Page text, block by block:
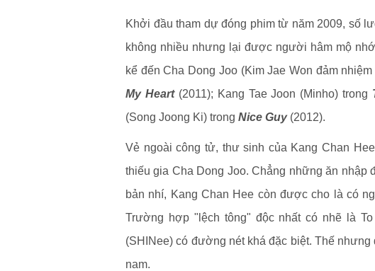
Khởi đầu tham dự đóng phim từ năm 2009, số
không nhiều nhưng lại được người hâm mộ
kể đến Cha Dong Joo (Kim Jae Won đảm
My Heart (2011); Kang Tae Joon (Minho) trong
(Song Joong Ki) trong Nice Guy(2012).
Vẻ ngoài công tử, thư sinh của Kang Chan
thiếu gia Cha Dong Joo. Chẳng những ăn
bản nhí, Kang Chan Hee còn được cho là có
Trường hợp "lệch tông" độc nhất có nhẽ là
(SHINee) có đường nét khá đặc biệt. Thế
nam.